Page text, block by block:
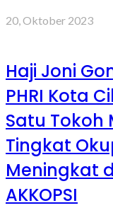
20, Oktober 2023
Haji Joni
PHRI Kota
Satu Tokoh
Tingkat
Meningkat
AKKOPSI